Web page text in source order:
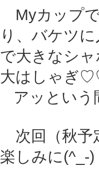
Myカップ
り、バケツ
で大きなシ
大はしゃぎ
アッとい
次回（秋予
楽しみに(^_-)